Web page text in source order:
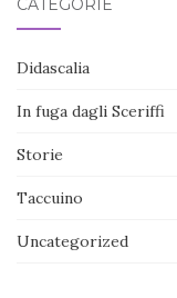
Didascalia
In fuga dagli Sceriffi
Storie
Taccuino
Uncategorized